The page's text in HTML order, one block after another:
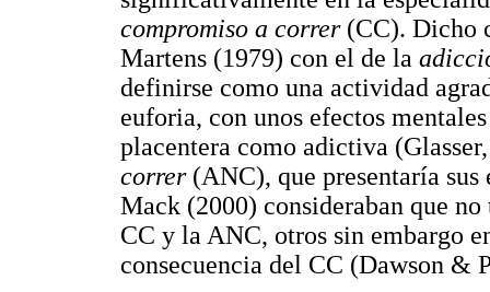
compromiso a correr (CC). Dicho
Martens (1979) con el de la
definirse como una actividad
euforia, con unos efectos
placentera como adictiva
correr (ANC), que presentaría
Mack (2000) consideraban que
CC y la ANC, otros sin embargo
consecuencia del CC (Dawson &